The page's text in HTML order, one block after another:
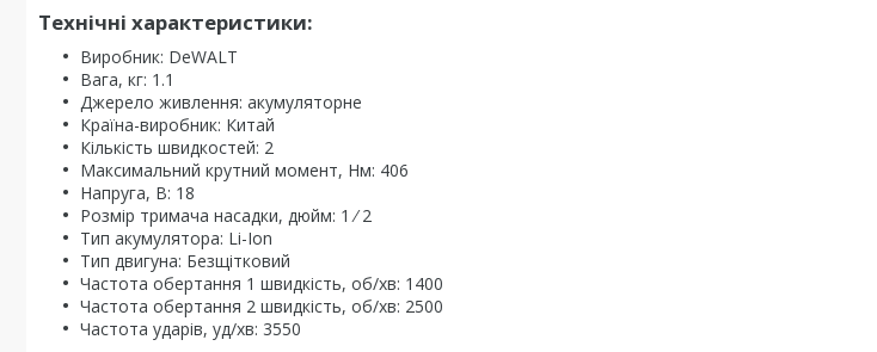
Технічні характеристики:
Виробник: DeWALT
Вага, кг: 1.1
Джерело живлення: акумуляторне
Країна-виробник: Китай
Кількість швидкостей: 2
Максимальний крутний момент, Нм: 406
Напруга, В: 18
Розмір тримача насадки, дюйм: 1 ⁄ 2
Тип акумулятора: Li-Ion
Тип двигуна: Безщітковий
Частота обертання 1 швидкість, об/хв: 1400
Частота обертання 2 швидкість, об/хв: 2500
Частота ударів, уд/хв: 3550